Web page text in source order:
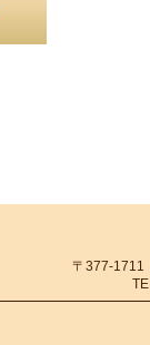
〒377-1711